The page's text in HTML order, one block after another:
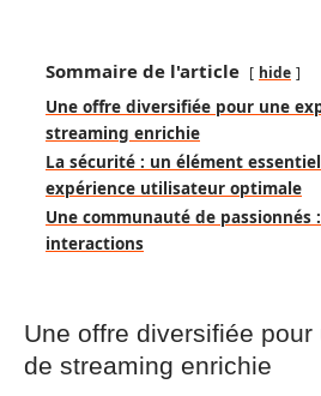
Sommaire de l'article hide
Une offre diversifiée pour une
streaming enrichie
La sécurité : un élément
expérience utilisateur optimale
Une communauté de passionnés
interactions
Une offre diversifiée
de streaming enrichie